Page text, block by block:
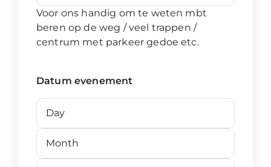
Voor ons handig om te weten mbt
beren op de weg / veel trappen /
centrum met parkeer gedoe etc.
Datum evenement
Day
Month
Year